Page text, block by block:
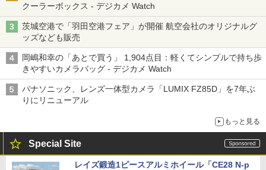
クーラーボックス - デジカメ Watch
茨城空港で「羽田空港フェア」が開催 航空会社のオリジナルグ
ッズなども販売
岡嶋和幸の「あとで買う」 1,904点目：軽くてシンプルで持ち歩
きやすいカメラバッグ - デジカメ Watch
パナソニック、レンズ一体型カメラ「LUMIX FZ85D」を7年ぶ
りにリニューアル
もっと見る
Special Site
レイズ鍛造1ピースアルミホイール「CE28 N-p